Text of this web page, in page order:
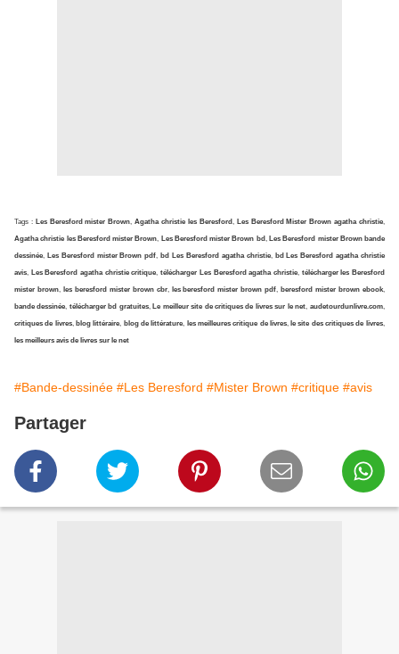
Tags : Les Beresford mister Brown,Agatha christie les Beresford , Les Beresford Mister Brown agatha christie,
Agatha christie les Beresford mister Brown, Les Beresford mister Brown bd , Les Beresford mister Brown bande
dessinée, Les Beresford mister Brown pdf, bd Les Beresford agatha christie, bd Les Beresford agatha christie
avis, Les Beresford agatha christie critique,télécharger Les Beresford agatha christie, télécharger les Beresford
mister brown,les beresford mister brown cbr, les beresford mister brown pdf, beresford mister brown ebook,
bande dessinée, télécharger bd gratuites, Le meilleur site de critiques de livres sur le net, audetourdunlivre.com,
critiques de livres, blog littéraire, blog de littérature, les meilleures critique de livres,le site des critiques de livres,
les meilleurs avis de livres sur le net
#Bande-dessinée #Les Beresford #Mister Brown #critique #avis
Partager